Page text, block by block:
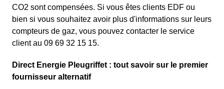
CO2 sont compensées. Si vous êtes clients EDF ou
bien si vous souhaitez avoir plus d'informations sur leurs
compteurs de gaz, vous pouvez contacter le service
client au 09 69 32 15 15.
Direct Energie Pleugriffet : tout savoir sur le premier
fournisseur alternatif